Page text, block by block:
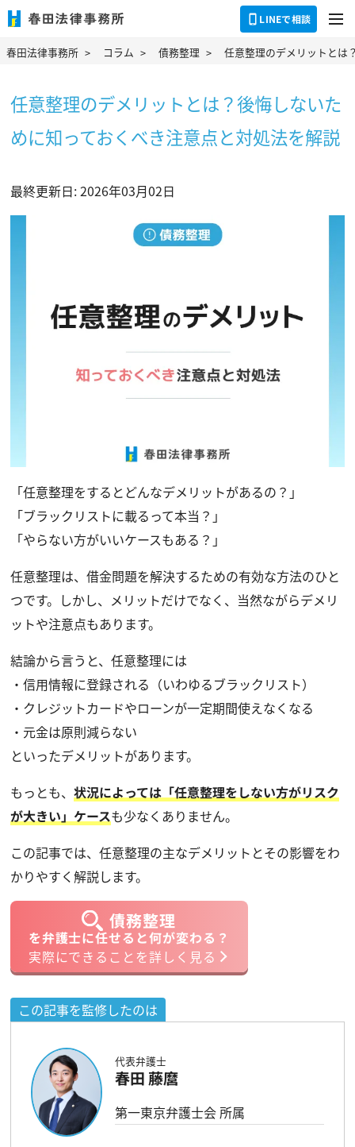
LINEで相談 dehaze
春田法律事務所 コラム 債務整理 任意整理のデメリットとは
任意整理のデメリットとは？後悔しないた
めに知っておくべき注意点と対処法を解説
最終更新日: 2026年03月02日
「任意整理をするとどんなデメリットがあるの？」
「ブラックリストに載るって本当？」
「やらない方がいいケースもある？」
任意整理は、借金問題を解決するための有効な方法のひと
つです。しかし、メリットだけでなく、当然ながらデメリ
ットや注意点もあります。
結論から言うと、任意整理には
・信用情報に登録される（いわゆるブラックリスト）
・クレジットカードやローンが一定期間使えなくなる
・元金は原則減らない
といったデメリットがあります。
もっとも、 状況によっては「任意整理をしない方がリスク
が大きい」ケースも少なくありません。
この記事では、任意整理の主なデメリットとその影響をわ
かりやすく解説します。
債務整理
を弁護士に任せると何が変わる？
実際にできることを詳しく見る
この記事を監修したのは
代表弁護士
春田 藤麿
第一東京弁護士会 所属